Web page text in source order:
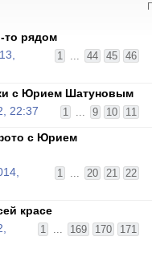
то рядом
1 ... 44 45 46
с Юрием Шатуновым
1 ... 9 10 11
22:37
с Юрием
1 ... 20 21 22
красе
1 ... 169 170 171